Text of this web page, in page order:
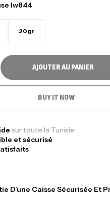
lw844
20gr
AJOUTER AU PANIER
BUY IT NOW
sur toute la Tunisie
et sécurisé
D’une Caisse Sécurisée Et
Massive Attack